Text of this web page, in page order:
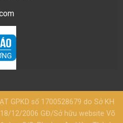
GPKD số 1700528679 do Sở KH
12/2006 GĐ/Sở hữu website Võ